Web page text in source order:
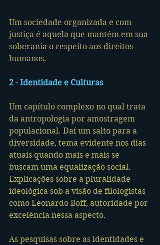
Um sociedade organizada e com
justiça é aquela que mantém em sua
soberania o respeito aos direitos
humanos.
2 - Identidade e Culturas
Um capítulo complexo no qual trata
da antropologia por amostragem
populacional. Daí um salto para a
diversidade, tema evidente nos dias
atuais quando mais e mais se
buscam uma equalização social.
Explicações sobre a pluralidade
ideológica sob a visão de filologistas
como Leonardo Boff, autoridade por
excelência nessa aspecto.
As pesquisas sobre as identidades e